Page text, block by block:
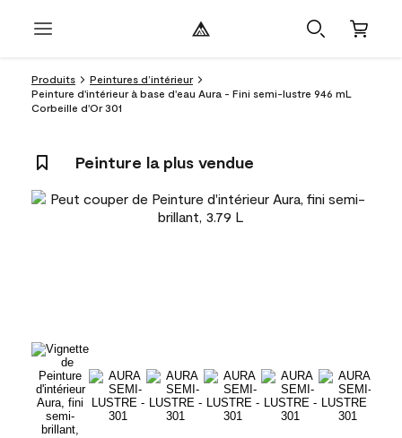
Produits
Peintures d’intérieur
Peinture d'intérieur à base d'eau Aura - Fini semi-lustre 946 mL
Corbeille d'Or 301
Peinture la plus vendue